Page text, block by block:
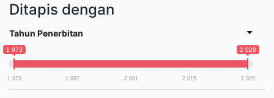
Ditapis dengan
Tahun Penerbitan
1 973 2 029
1 973 1 987 2 001 2 015 2 029